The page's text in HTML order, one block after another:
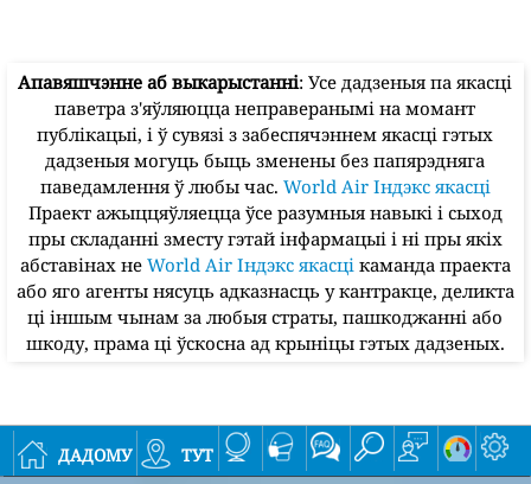
Апавяшчэнне аб выкарыстанні: Усе дадзеныя па якасці
паветра з'яўляюцца неправеранымі на момант
публікацыі, і ў сувязі з забеспячэннем якасці гэтых
дадзеныя могуць быць зменены без папярэдняга
паведамлення ў любы час. World Air Індэкс якасці
Праект ажыццяўляецца ўсе разумныя навыкі і сыход
пры складанні зместу гэтай інфармацыі і ні пры якіх
абставінах не World Air Індэкс якасці каманда праекта
або яго агенты нясуць адказнасць у кантракце, деликта
ці іншым чынам за любыя страты, пашкоджанні або
шкоду, прама ці ўскосна ад крыніцы гэтых дадзеных.
дадому тут